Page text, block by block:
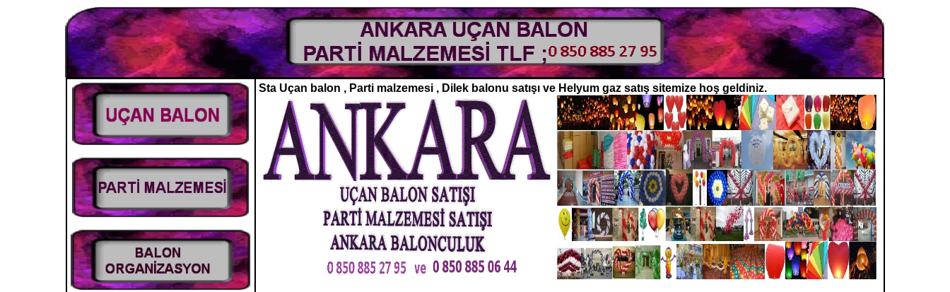
Sta Uçan balon , Parti malzemesi , Dilek balonu satışı ve Helyum gaz satış sitemize hoş geldiniz.